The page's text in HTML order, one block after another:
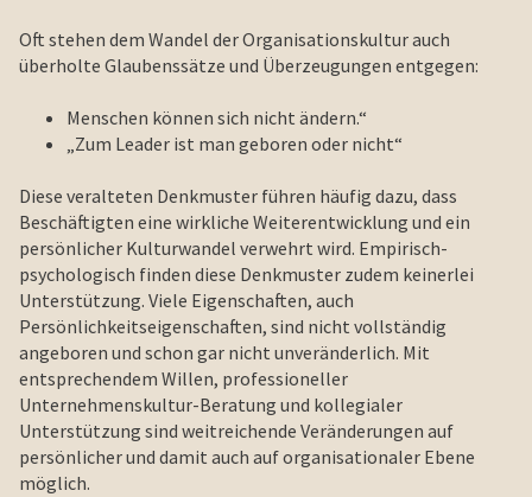
Oft stehen dem Wandel der Organisationskultur auch
überholte Glaubenssätze und Überzeugungen entgegen:
Menschen können sich nicht ändern.“
„Zum Leader ist man geboren oder nicht“
Diese veralteten Denkmuster führen häufig dazu, dass
Beschäftigten eine wirkliche Weiterentwicklung und ein
persönlicher Kulturwandel verwehrt wird. Empirisch-
psychologisch finden diese Denkmuster zudem keinerlei
Unterstützung. Viele Eigenschaften, auch
Persönlichkeitseigenschaften, sind nicht vollständig
angeboren und schon gar nicht unveränderlich. Mit
entsprechendem Willen, professioneller
Unternehmenskultur-Beratung und kollegialer
Unterstützung sind weitreichende Veränderungen auf
persönlicher und damit auch auf organisationaler Ebene
möglich.